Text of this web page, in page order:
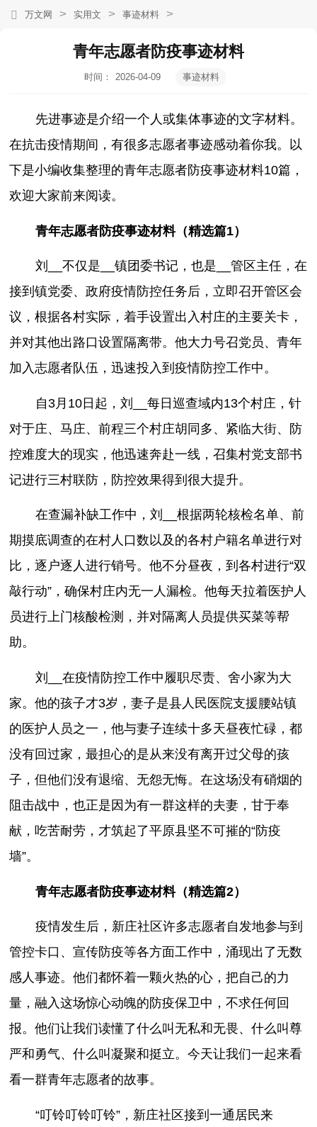
万文网 > 实用文 > 事迹材料 >
青年志愿者防疫事迹材料
时间：
2026-04-09
事迹材料
先进事迹是介绍一个人或集体事迹的文字材料。
在抗击疫情期间，有很多志愿者事迹感动着你我。以
下是小编收集整理的青年志愿者防疫事迹材料10篇，
欢迎大家前来阅读。
青年志愿者防疫事迹材料（精选篇1）
刘__不仅是__镇团委书记，也是__管区主任，在
接到镇党委、政府疫情防控任务后，立即召开管区会
议，根据各村实际，着手设置出入村庄的主要关卡，
并对其他出路口设置隔离带。他大力号召党员、青年
加入志愿者队伍，迅速投入到疫情防控工作中。
自3月10日起，刘__每日巡查域内13个村庄，针
对于庄、马庄、前程三个村庄胡同多、紧临大街、防
控难度大的现实，他迅速奔赴一线，召集村党支部书
记进行三村联防，防控效果得到很大提升。
在查漏补缺工作中，刘__根据两轮核检名单、前
期摸底调查的在村人口数以及的各村户籍名单进行对
比，逐户逐人进行销号。他不分昼夜，到各村进行“双
敲行动”，确保村庄内无一人漏检。他每天拉着医护人
员进行上门核酸检测，并对隔离人员提供买菜等帮
助。
刘__在疫情防控工作中履职尽责、舍小家为大
家。他的孩子才3岁，妻子是县人民医院支援腰站镇
的医护人员之一，他与妻子连续十多天昼夜忙碌，都
没有回过家，最担心的是从来没有离开过父母的孩
子，但他们没有退缩、无怨无悔。在这场没有硝烟的
阻击战中，也正是因为有一群这样的夫妻，甘于奉
献，吃苦耐劳，才筑起了平原县坚不可摧的“防疫
墙”。
青年志愿者防疫事迹材料（精选篇2）
疫情发生后，新庄社区许多志愿者自发地参与到
管控卡口、宣传防疫等各方面工作中，涌现出了无数
感人事迹。他们都怀着一颗火热的心，把自己的力
量，融入这场惊心动魄的防疫保卫中，不求任何回
报。他们让我们读懂了什么叫无私和无畏、什么叫尊
严和勇气、什么叫凝聚和挺立。今天让我们一起来看
看一群青年志愿者的故事。
“叮铃叮铃叮铃”，新庄社区接到一通居民来